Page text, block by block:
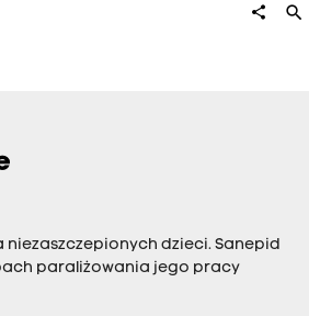
share search
niezaszczepionych dzieci. Sanepid
paraliżowania jego pracy